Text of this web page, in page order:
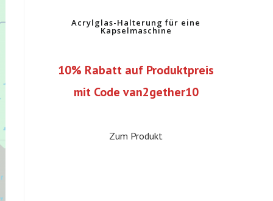
Acrylglas-Halterung für eine
Kapselmaschine
10% Rabatt auf Produktpreis
mit Code van2gether10
Zum Produkt